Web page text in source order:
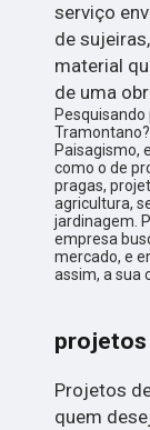
serviço
de
material
de uma
Paisagismo,
como o de
pragas,
agricultura,
jardinagem.
empresa
mercado, e
assim, a sua
projetos
Projetos
quem